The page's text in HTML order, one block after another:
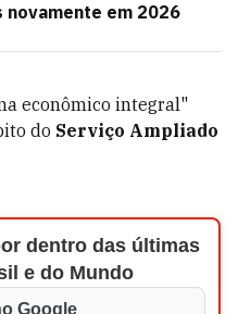
novamente em 2026
econômico integral"
do Serviço Ampliado
dentro das últimas
e do Mundo
Google